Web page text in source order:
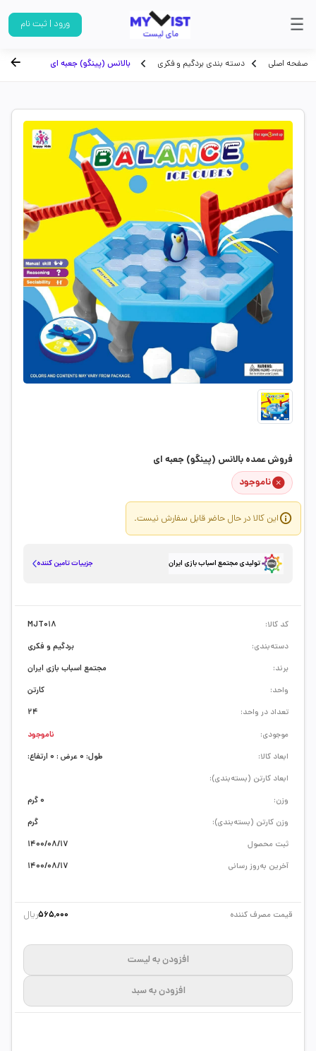
ورود | ثبت نام
صفحه اصلی دسته بندی بردگیم و فکری بالانس (پینگو) جعبه ای
فروش عمده بالانس (پینگو) جعبه ای
ناموجود
این کالا در حال حاضر قابل سفارش نیست.
تولیدی مجتمع اسباب بازی ایران جزییات تامین کننده
ابعاد کالا:
طول: 0 عرض : 0 ارتفاع:
ابعاد کارتن (بسته‌بندی):
وزن:
0 گرم
وزن کارتن (بسته‌بندی):
گرم
ثبت محصول
1400/08/17
آخرین به‌روز رسانی
1400/08/17
کد کالا:
MJT018
دسته‌بندی:
بردگیم و فکری
برند:
مجتمع اسباب بازی ایران
واحد:
کارتن
تعداد در واحد:
24
موجودی:
ناموجود
قیمت مصرف کننده 565,000ریال
افزودن به لیست
افزودن به سبد